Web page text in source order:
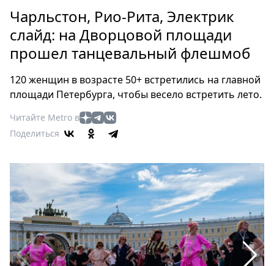
Россия
Мир
Здоровье
Туризм
Мода
Театр
Кино
Книги
Выставки
Пресс-
релизы
О
Metro
Чарльстон, Рио-Рита, Электрик
слайд: на Дворцовой площади
прошел танцевальный флешмоб
120 женщин в возрасте 50+ встретились на главной
площади Петербурга, чтобы весело встретить лето.
Читайте Metro в
Поделиться